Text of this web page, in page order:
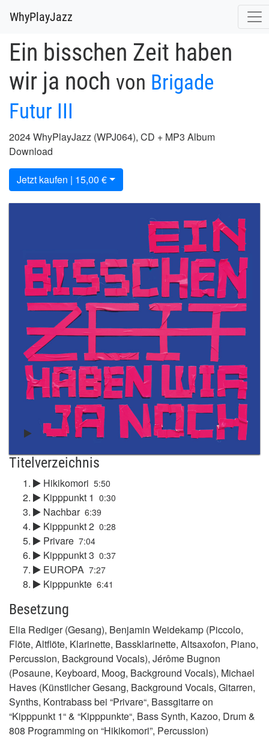
WhyPlayJazz
Ein bisschen Zeit haben
wir ja noch von Brigade
Futur III
2024 WhyPlayJazz (WPJ064), CD + MP3 Album
Download
Jetzt kaufen | 15,00 €
Titelverzeichnis
Hikikomori 5:50
Kipppunkt 1 0:30
Nachbar 6:39
Kipppunkt 2 0:28
Privare 7:04
Kipppunkt 3 0:37
EUROPA 7:27
Kipppunkte 6:41
Besetzung
Elia Rediger (Gesang), Benjamin Weidekamp (Piccolo,
Flöte, Altflöte, Klarinette, Bassklarinette, Altsaxofon, Piano,
Percussion, Background Vocals), Jérôme Bugnon
(Posaune, Keyboard, Moog, Background Vocals), Michael
Haves (Künstlicher Gesang, Background Vocals, Gitarren,
Synths, Kontrabass bei “Privare“, Bassgitarre on
“Kipppunkt 1“ & “Kipppunkte“, Bass Synth, Kazoo, Drum &
808 Programming on “Hikikomori”, Percussion)